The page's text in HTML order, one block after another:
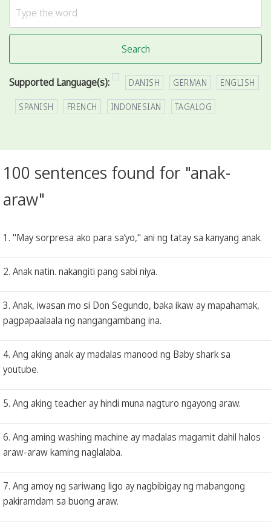
Search
Supported Language(s): DANISH GERMAN ENGLISH
SPANISH FRENCH INDONESIAN TAGALOG
100 sentences found for "anak-
araw"
1. "May sorpresa ako para sa’yo," ani ng tatay sa kanyang anak.
2. Anak natin. nakangiti pang sabi niya.
3. Anak, iwasan mo si Don Segundo, baka ikaw ay mapahamak,
pagpapaalaala ng nangangambang ina.
4. Ang aking anak ay madalas manood ng Baby shark sa
youtube.
5. Ang aking teacher ay hindi muna nagturo ngayong araw.
6. Ang aming washing machine ay madalas magamit dahil halos
araw-araw kaming naglalaba.
7. Ang amoy ng sariwang ligo ay nagbibigay ng mabangong
pakiramdam sa buong araw.